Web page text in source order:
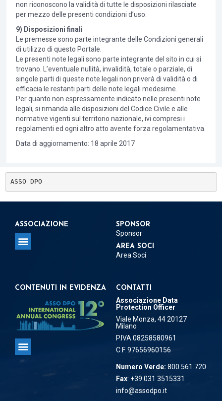
non riconoscono la validità di tutte le disposizioni rilasciate
per mezzo delle presenti condizioni d’uso.
9) Disposizioni finali
Le premesse sono parte integrante delle Condizioni generali
di utilizzo di questo Portale.
Le presenti note legali sono parte integrante del sito in cui si
trovano. L’eventuale nullità, invalidità, totale o parziale, di
singole parti di queste note legali non priverà di validità o di
efficacia le restanti parti delle note legali medesime.
Per quanto non espressamente indicato nelle presenti note
legali, si rimanda alle disposizioni del Codice Civile e alle
normative vigenti sul territorio nazionale, ivi compresi i
regolamenti ed ogni altro atto avente forza regolamentativa.
Data di aggiornamento: 18 aprile 2017
ASSO DPO
ASSOCIAZIONE SPONSOR
Sponsor
AREA SOCI
Area Soci
CONTENUTI IN EVIDENZA CONTATTI
Associazione Data
Protection Officer
Viale Monza, 44 20127
Milano
P.IVA 08258580961
C.F. 97656960156
Numero Verde: 800.561.720
Fax: +39 031 3515331
info@assodpo.it